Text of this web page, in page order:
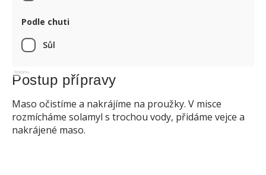
Podle chuti
Sůl
Reklama
Postup přípravy
Maso očistíme a nakrájíme na proužky. V misce
rozmícháme solamyl s trochou vody, přidáme vejce a
nakrájené maso.